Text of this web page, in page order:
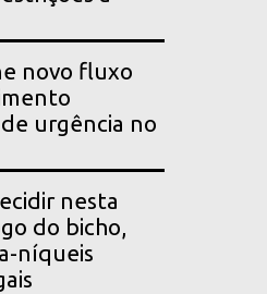
novo fluxo
urgência no
nesta
do bicho,
níqueis